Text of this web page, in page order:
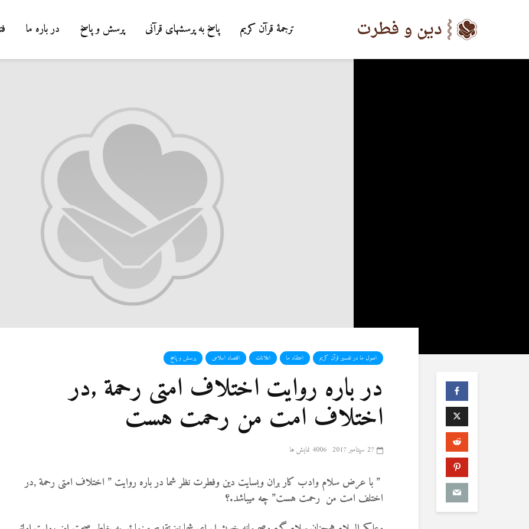
ترجمۀ قرآن کریم پاسخ به پرسشهای قرآنی پرسش و پاسخ در باره ما
اصول ما در تفسیر قرآن کریم اعتقاد ما اعلانات اقتصاد اسلامی پرسش و پاسخ
در باره روایت اختلاف امتی رحمة ,در
اختلاف امت من رحمت هست
27 سپتامبر 2017 4006 نمایش ها
” با عرض سلام وادب کار بران وبسایت دین وفطرت نظر شما در باره روایت ” اختلاف امتی رحمة ,در
اختلف امت من رحمت هست” چه میباشد.؟
درباره سنگ زدن به
میان صفا و مروه
20 جولای 2026
27 نمایش ها
19 جولای 2026